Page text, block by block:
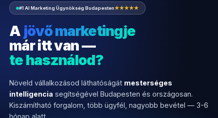
#1 AI Marketing Ügynökség Budapesten★★★★★
A jövő marketingje
már itt van —
te használod?
Növeld vállalkozásod láthatóságát mesterséges
intelligencia segítségével Budapesten és országosan.
Kiszámítható forgalom, több ügyfél, nagyobb bevétel — 3-6
hónap alatt.